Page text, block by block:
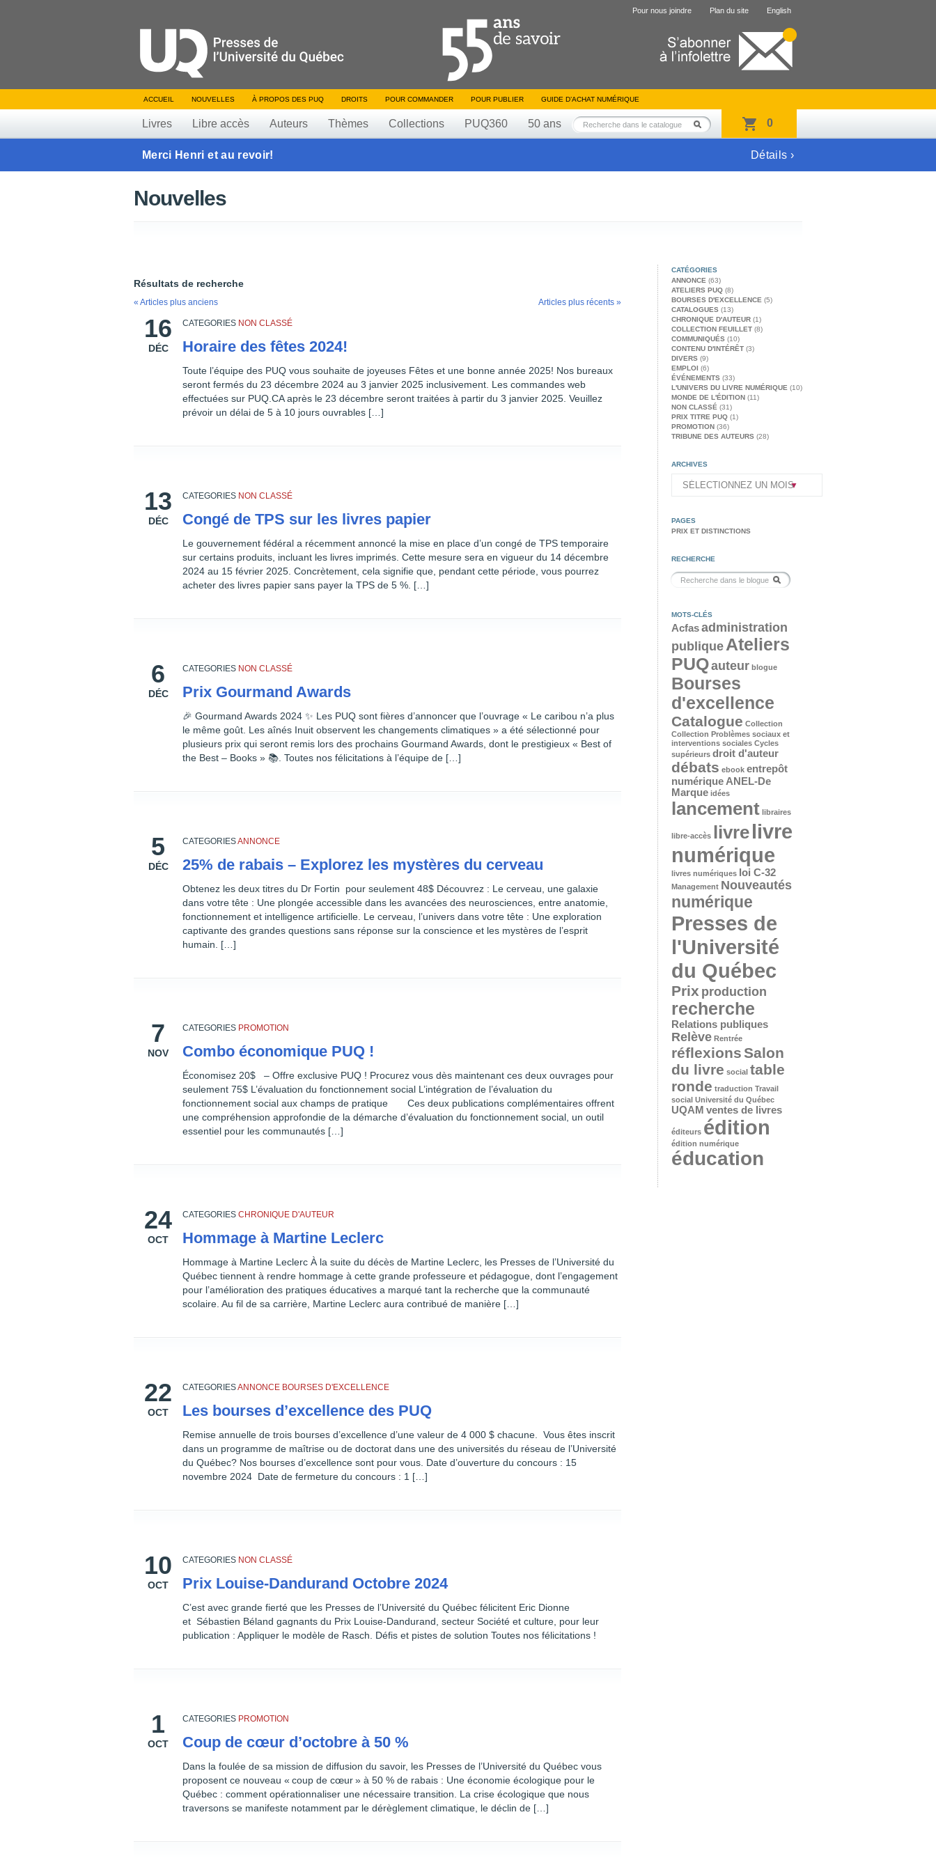
Pour nous joindre Plan du site English
ACCUEIL NOUVELLES À PROPOS DES PUQ DROITS POUR COMMANDER POUR PUBLIER GUIDE D’ACHAT NUMÉRIQUE
Livres Libre accès Auteurs Thèmes Collections PUQ360 50 ans 0
Merci Henri et au revoir! Détails ›
Nouvelles
Résultats de recherche
« Articles plus anciens Articles plus récents »
16
DÉC
CATEGORIES NON CLASSÉ
Horaire des fêtes 2024!
Toute l’équipe des PUQ vous souhaite de joyeuses Fêtes et une bonne année 2025! Nos bureaux
seront fermés du 23 décembre 2024 au 3 janvier 2025 inclusivement. Les commandes web
effectuées sur PUQ.CA après le 23 décembre seront traitées à partir du 3 janvier 2025. Veuillez
prévoir un délai de 5 à 10 jours ouvrables […]
13
DÉC
CATEGORIES NON CLASSÉ
Congé de TPS sur les livres papier
Le gouvernement fédéral a récemment annoncé la mise en place d’un congé de TPS temporaire
sur certains produits, incluant les livres imprimés. Cette mesure sera en vigueur du 14 décembre
2024 au 15 février 2025. Concrètement, cela signifie que, pendant cette période, vous pourrez
acheter des livres papier sans payer la TPS de 5 %. […]
6
DÉC
CATEGORIES NON CLASSÉ
Prix Gourmand Awards
🎉 Gourmand Awards 2024 ✨ Les PUQ sont fières d’annoncer que l’ouvrage « Le caribou n’a plus
le même goût. Les aînés Inuit observent les changements climatiques » a été sélectionné pour
plusieurs prix qui seront remis lors des prochains Gourmand Awards, dont le prestigieux « Best of
the Best – Books » 📚. Toutes nos félicitations à l’équipe de […]
5
DÉC
CATEGORIESANNONCE
25% de rabais – Explorez les mystères du cerveau
Obtenez les deux titres du Dr Fortin pour seulement 48$ Découvrez : Le cerveau, une galaxie
dans votre tête : Une plongée accessible dans les avancées des neurosciences, entre anatomie,
fonctionnement et intelligence artificielle. Le cerveau, l’univers dans votre tête : Une exploration
captivante des grandes questions sans réponse sur la conscience et les mystères de l’esprit
humain. […]
7
NOV
CATEGORIES PROMOTION
Combo économique PUQ !
Économisez 20$ – Offre exclusive PUQ ! Procurez vous dès maintenant ces deux ouvrages pour
seulement 75$ L’évaluation du fonctionnement social L’intégration de l’évaluation du
fonctionnement social aux champs de pratique Ces deux publications complémentaires offrent
une compréhension approfondie de la démarche d’évaluation du fonctionnement social, un outil
essentiel pour les communautés […]
24
OCT
CATEGORIES CHRONIQUE D'AUTEUR
Hommage à Martine Leclerc
Hommage à Martine Leclerc À la suite du décès de Martine Leclerc, les Presses de l’Université du
Québec tiennent à rendre hommage à cette grande professeure et pédagogue, dont l’engagement
pour l’amélioration des pratiques éducatives a marqué tant la recherche que la communauté
scolaire. Au fil de sa carrière, Martine Leclerc aura contribué de manière […]
22
OCT
CATEGORIESANNONCE BOURSES D'EXCELLENCE
Les bourses d’excellence des PUQ
Remise annuelle de trois bourses d’excellence d’une valeur de 4 000 $ chacune. Vous êtes inscrit
dans un programme de maîtrise ou de doctorat dans une des universités du réseau de l’Université
du Québec? Nos bourses d’excellence sont pour vous. Date d’ouverture du concours : 15
novembre 2024 Date de fermeture du concours : 1 […]
10
OCT
CATEGORIES NON CLASSÉ
Prix Louise-Dandurand Octobre 2024
C’est avec grande fierté que les Presses de l’Université du Québec félicitent Eric Dionne
et Sébastien Béland gagnants du Prix Louise-Dandurand, secteur Société et culture, pour leur
publication : Appliquer le modèle de Rasch. Défis et pistes de solution Toutes nos félicitations !
1
OCT
CATEGORIES PROMOTION
Coup de cœur d’octobre à 50 %
Dans la foulée de sa mission de diffusion du savoir, les Presses de l’Université du Québec vous
proposent ce nouveau « coup de cœur » à 50 % de rabais : Une économie écologique pour le
Québec : comment opérationnaliser une nécessaire transition. La crise écologique que nous
traversons se manifeste notamment par le dérèglement climatique, le déclin de […]
CATÉGORIES
ANNONCE (63)
ATELIERS PUQ (8)
BOURSES D'EXCELLENCE (5)
CATALOGUES (13)
CHRONIQUE D'AUTEUR (1)
COLLECTION FEUILLET (8)
COMMUNIQUÉS (10)
CONTENU D'INTÉRÊT (3)
DIVERS (9)
EMPLOI (6)
ÉVÉNEMENTS (33)
L'UNIVERS DU LIVRE NUMÉRIQUE (10)
MONDE DE L'ÉDITION (11)
NON CLASSÉ (31)
PRIX TITRE PUQ (1)
PROMOTION (36)
TRIBUNE DES AUTEURS (28)
ARCHIVES
PAGES
PRIX ET DISTINCTIONS
RECHERCHE
MOTS-CLÉS
Acfasadministration
publique Ateliers
PUQauteur blogue
Bourses
d'excellence
Catalogue Collection
Collection Problèmes sociaux et
interventions sociales Cycles
supérieurs droit d'auteur
débats ebook entrepôt
numérique ANEL-De
Marque idées
lancement libraires
libre-accès livrelivre
numérique
livres numériques loi C-32
Management Nouveautés
numérique
Presses de
l'Université
du Québec
Prix production
recherche
Relations publiques
Relève Rentrée
réflexionsSalon
du livre social table
ronde traduction Travail
social Université du Québec
UQAM ventes de livres
éditeurs édition
édition numérique
éducation